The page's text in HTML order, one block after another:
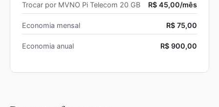
Trocar por MVNO Pi Telecom 20 GB R$ 45,00/mês
Economia mensal R$ 75,00
Economia anual R$ 900,00